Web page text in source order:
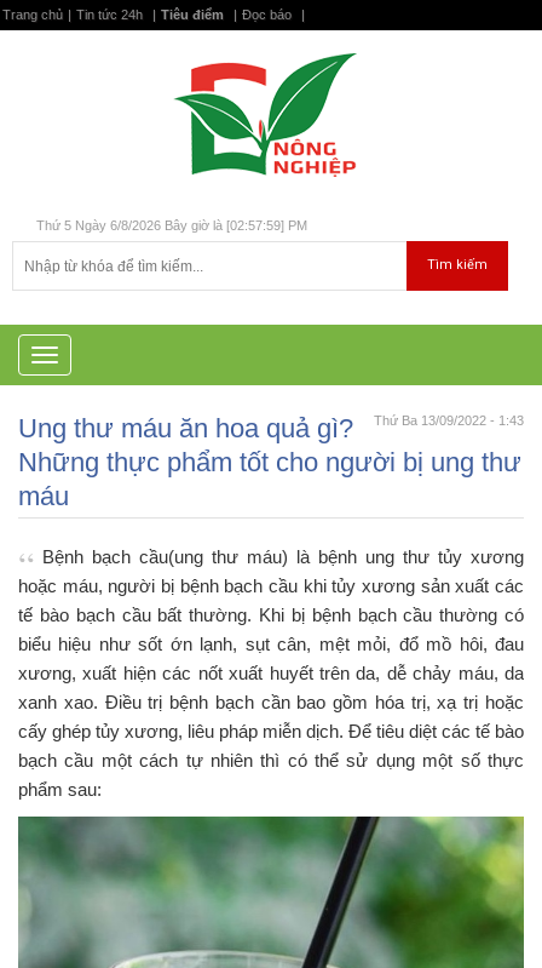
Trang chủ | Tin tức 24h | Tiêu điểm | Đọc báo |
Thứ 5 Ngày 6/8/2026 Bây giờ là [02:57:59] PM
T
o
g
e
n
a
i
g
a
i
o
n
Thứ Ba 13/09/2022 - 1:43
Ung thư máu ăn hoa quả gì?
Những thực phẩm tốt cho người bị ung thư
máu
Bệnh bạch cầu(ung thư máu) là bệnh ung thư tủy xương
hoặc máu, người bị bệnh bạch cầu khi tủy xương sản xuất các
tế bào bạch cầu bất thường. Khi bị bệnh bạch cầu thường có
biểu hiệu như sốt ớn lạnh, sụt cân, mệt mỏi, đổ mồ hôi, đau
xương, xuất hiện các nốt xuất huyết trên da, dễ chảy máu, da
xanh xao. Điều trị bệnh bạch cần bao gồm hóa trị, xạ trị hoặc
cấy ghép tủy xương, liêu pháp miễn dịch. Để tiêu diệt các tế bào
bạch cầu một cách tự nhiên thì có thể sử dụng một số thực
phẩm sau: